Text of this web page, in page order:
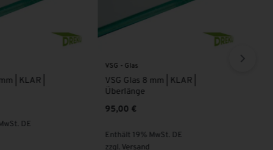
| KLAR |
DE
VSG - Glas
VSG Glas 8 mm | KLAR |
Überlänge
95,00 €
Enthält 19% MwSt. DE
zzgl.Versand